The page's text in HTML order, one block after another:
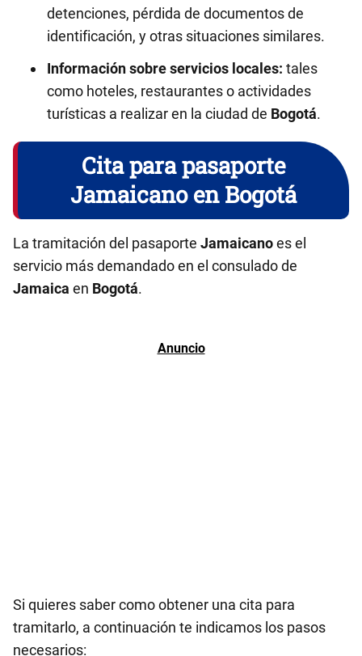
detenciones, pérdida de documentos de
identificación, y otras situaciones similares.
Información sobre servicios locales: tales
como hoteles, restaurantes o actividades
turísticas a realizar en la ciudad de Bogotá.
Cita para pasaporte
Jamaicano en Bogotá
La tramitación del pasaporte Jamaicanoes el
servicio más demandado en el consulado de
Jamaica en Bogotá.
Si quieres saber como obtener una cita para
tramitarlo, a continuación te indicamos los pasos
necesarios: